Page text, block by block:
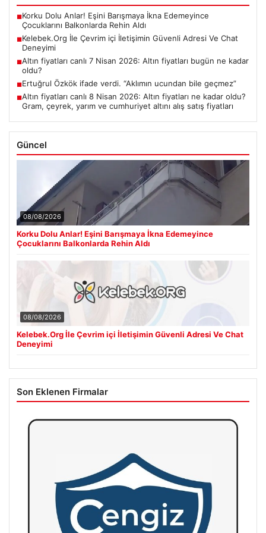
■Korku Dolu Anlar! Eşini Barışmaya İkna Edemeyince
Çocuklarını Balkonlarda Rehin Aldı
■Kelebek.Org İle Çevrim içi İletişimin Güvenli Adresi Ve Chat
Deneyimi
■Altın fiyatları canlı 7 Nisan 2026: Altın fiyatları bugün ne kadar
oldu?
■Ertuğrul Özkök ifade verdi. “Aklımın ucundan bile geçmez”
■Altın fiyatları canlı 8 Nisan 2026: Altın fiyatları ne kadar oldu?
Gram, çeyrek, yarım ve cumhuriyet altını alış satış fiyatları
Güncel
08/08/2026
Korku Dolu Anlar! Eşini Barışmaya İkna Edemeyince
Çocuklarını Balkonlarda Rehin Aldı
08/08/2026
Kelebek.Org İle Çevrim içi İletişimin Güvenli Adresi Ve Chat
Deneyimi
Son Eklenen Firmalar